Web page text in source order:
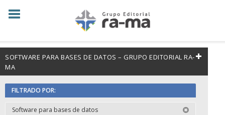
SOFTWARE PARA BASES DE DATOS – GRUPO EDITORIAL RA-
MA
FILTRADO POR:
Software para bases de datos